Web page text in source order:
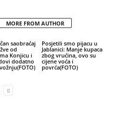
MORE FROM AUTHOR
saobraćaj
od
Konjicu i
dodatno
Posjetili smo pijacu u
Jablanici: Manje kupaca
zbog vrućina, ovo su
cijene voća i
povrća(FOTO)